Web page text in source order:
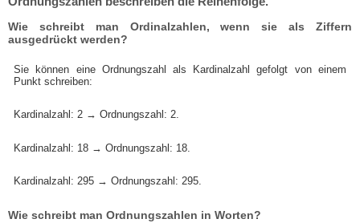
Wie schreibt man Ordinalzahlen, wenn sie als Ziffern
ausgedrückt werden?
Sie können eine Ordnungszahl als Kardinalzahl gefolgt von einem
Punkt schreiben:
Kardinalzahl: 2 → Ordnungszahl: 2.
Kardinalzahl: 18 → Ordnungszahl: 18.
Kardinalzahl: 295 → Ordnungszahl: 295.
Wie schreibt man Ordnungszahlen in Worten?